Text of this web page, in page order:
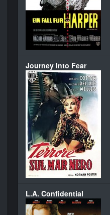
Journey Into Fear
L.A. Confidential